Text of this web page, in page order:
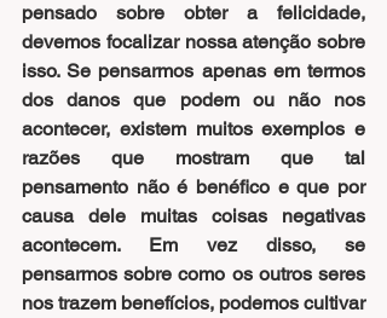
pensado sobre obter a felicidade,
devemos focalizar nossa atenção sobre
isso. Se pensarmos apenas em termos
dos danos que podem ou não nos
acontecer, existem muitos exemplos e
razões que mostram que tal
pensamento não é benéfico e que por
causa dele muitas coisas negativas
acontecem. Em vez disso, se
pensarmos sobre como os outros seres
nos trazem benefícios, podemos cultivar